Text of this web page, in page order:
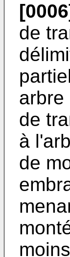
de
arbre
de
à
de